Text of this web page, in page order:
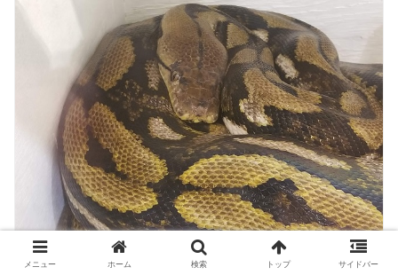
メニュー ホーム 検索 トップ サイドバー